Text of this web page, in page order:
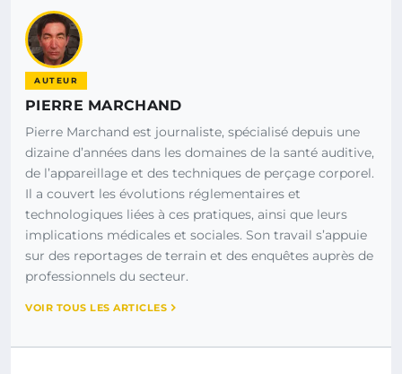
AUTEUR
PIERRE MARCHAND
Pierre Marchand est journaliste, spécialisé depuis une
dizaine d’années dans les domaines de la santé auditive,
de l’appareillage et des techniques de perçage corporel.
Il a couvert les évolutions réglementaires et
technologiques liées à ces pratiques, ainsi que leurs
implications médicales et sociales. Son travail s’appuie
sur des reportages de terrain et des enquêtes auprès de
professionnels du secteur.
VOIR TOUS LES ARTICLES